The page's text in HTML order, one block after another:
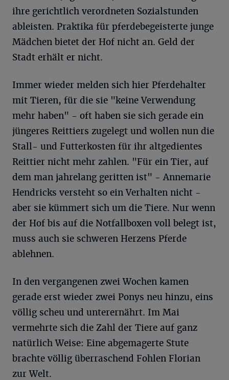
ihre gerichtlich verordneten Sozialstunden
ableisten. Praktika für pferdebegeisterte junge
Mädchen bietet der Hof nicht an. Geld der
Stadt erhält er nicht.
Immer wieder melden sich hier Pferdehalter
mit Tieren, für die sie "keine Verwendung
mehr haben" - oft haben sie sich gerade ein
jüngeres Reittiers zugelegt und wollen nun die
Stall- und Futterkosten für ihr altgedientes
Reittier nicht mehr zahlen. "Für ein Tier, auf
dem man jahrelang geritten ist" - Annemarie
Hendricks versteht so ein Verhalten nicht -
aber sie kümmert sich um die Tiere. Nur wenn
der Hof bis auf die Notfallboxen voll belegt ist,
muss auch sie schweren Herzens Pferde
ablehnen.
In den vergangenen zwei Wochen kamen
gerade erst wieder zwei Ponys neu hinzu, eins
völlig scheu und unterernährt. Im Mai
vermehrte sich die Zahl der Tiere auf ganz
natürlich Weise: Eine abgemagerte Stute
brachte völlig überraschend Fohlen Florian
zur Welt.